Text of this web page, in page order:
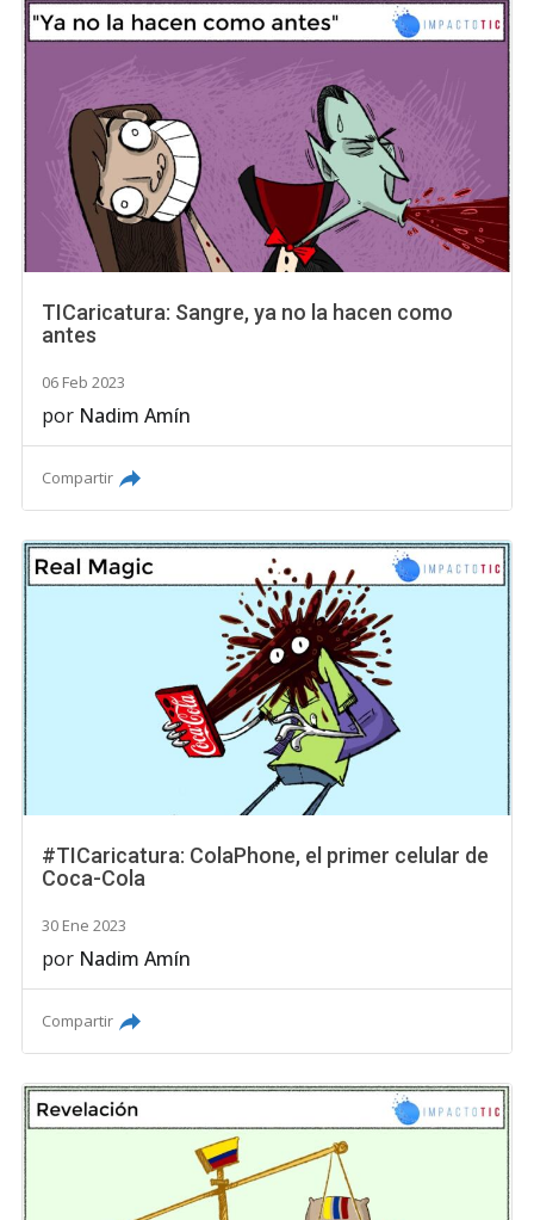
TICaricatura: Sangre, ya no la hacen como
antes
06 Feb 2023
por Nadim Amín
Compartir
#TICaricatura: ColaPhone, el primer celular de
Coca-Cola
30 Ene 2023
por Nadim Amín
Compartir